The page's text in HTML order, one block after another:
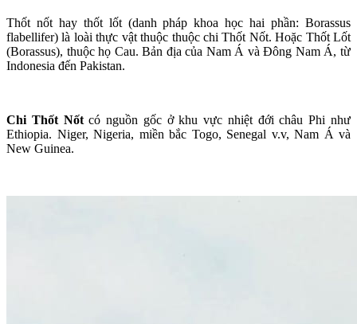
Thốt nốt hay thốt lốt (danh pháp khoa học hai phần: Borassus
flabellifer) là loài thực vật thuộc thuộc chi Thốt Nốt. Hoặc Thốt Lốt
(Borassus), thuộc họ Cau. Bản địa của Nam Á và Đông Nam Á, từ
Indonesia đến Pakistan.
Chi Thốt Nốtcó nguồn gốc ở khu vực nhiệt đới châu Phi như
Ethiopia. Niger, Nigeria, miền bắc Togo, Senegal v.v, Nam Á và
New Guinea.